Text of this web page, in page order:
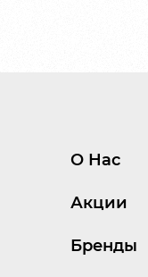
О Нас
Акции
Бренды